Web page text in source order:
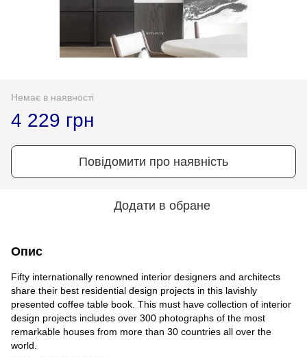
Немає в наявності
4 229 грн
Повідомити про наявність
Додати в обране
Опис
Fifty internationally renowned interior designers and architects
share their best residential design projects in this lavishly
presented coffee table book. This must have collection of interior
design projects includes over 300 photographs of the most
remarkable houses from more than 30 countries all over the
world.